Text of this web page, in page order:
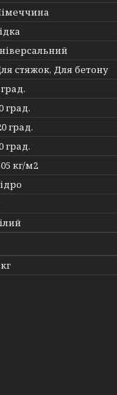
стяжок, Для бетону
град.
град.
град.
кг/м2